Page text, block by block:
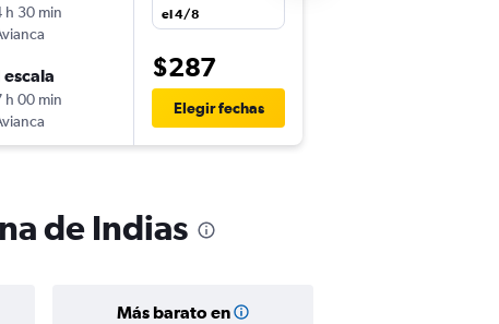
h 30 min
escala
h 00 min
el 4/8
$287
Elegir fechas
de Indias
Más barato en